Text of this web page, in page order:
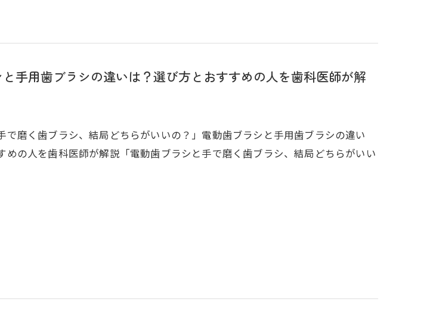
手用歯ブラシの違いは？選び方とおすすめの人を歯科医師が解
で磨く歯ブラシ、結局どちらがいいの？」電動歯ブラシと手用歯ブラシの違い
めの人を歯科医師が解説「電動歯ブラシと手で磨く歯ブラシ、結局どちらがいい